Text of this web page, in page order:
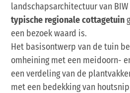
landschapsarchitectuur van
typische regionale cottagetuin
een bezoek waard is.
Het basisontwerp van de tuin
omheining met een meidoorn-
een verdeling van de
met een bedekking van